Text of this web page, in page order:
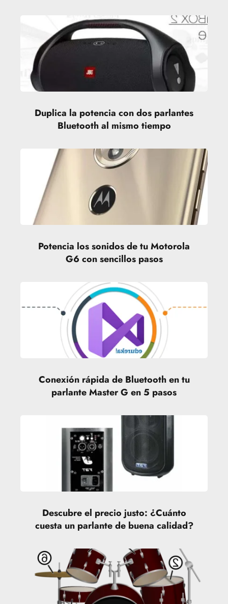
Duplica la potencia con dos parlantes
Bluetooth al mismo tiempo
Potencia los sonidos de tu Motorola
G6 con sencillos pasos
Conexión rápida de Bluetooth en tu
parlante Master G en 5 pasos
Descubre el precio justo: ¿Cuánto
cuesta un parlante de buena calidad?